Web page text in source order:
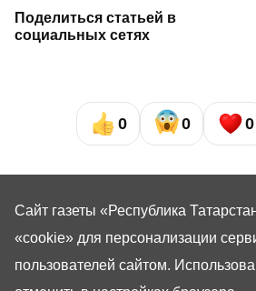
Поделиться статьей в
социальных сетях
0 0 0
Сайт газеты «Республика
«cookie» для персонализации
пользователей сайтом.